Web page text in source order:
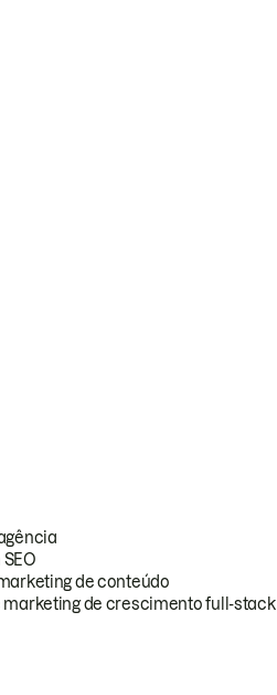
de conteúdo
marketing de crescimento full-stack